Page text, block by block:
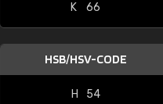
K
66
HSB/HSV-CODE
H
54